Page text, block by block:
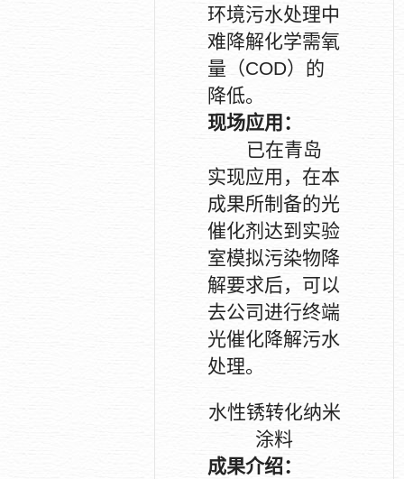
环境污水处理中
难降解化学需氧
量（COD）的
降低。
现场应用：
已在青岛
实现应用，在本
成果所制备的光
催化剂达到实验
室模拟污染物降
解要求后，可以
去公司进行终端
光催化降解污水
处理。
水性锈转化纳米
涂料
成果介绍：